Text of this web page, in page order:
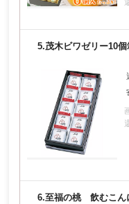
5.茂木ビワゼリー10個
6.至福の桃 飲むこん